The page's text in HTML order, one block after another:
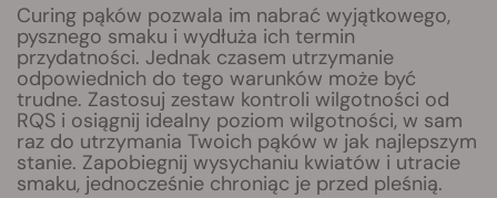
Curing pąków pozwala im nabrać wyjątkowego,
pysznego smaku i wydłuża ich termin
przydatności. Jednak czasem utrzymanie
odpowiednich do tego warunków może być
trudne. Zastosuj zestaw kontroli wilgotności od
RQS i osiągnij idealny poziom wilgotności, w sam
raz do utrzymania Twoich pąków w jak najlepszym
stanie. Zapobiegnij wysychaniu kwiatów i utracie
smaku, jednocześnie chroniąc je przed pleśnią.